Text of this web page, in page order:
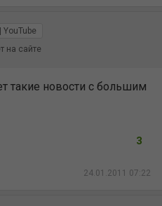
YouTube
на сайте
такие новости с большим
24.01.2011 07:22
3